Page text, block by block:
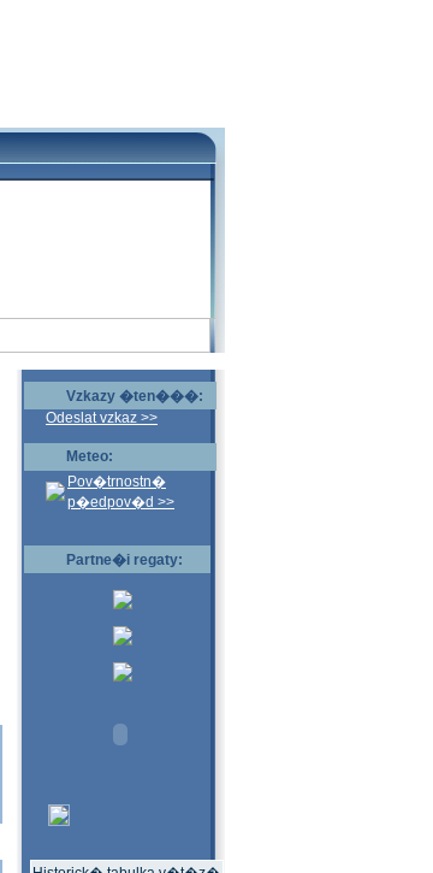
Vzkazy �ten���:
Odeslat vzkaz >>
Meteo:
Pov�trnostn�
p�edpov�d >>
Partne�i regaty: